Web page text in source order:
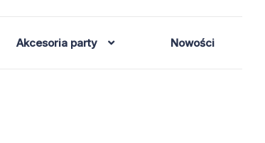
Akcesoria party Nowości